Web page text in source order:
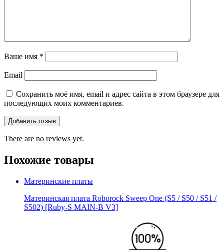
Ваше имя *
Email
Сохранить моё имя, email и адрес сайта в этом браузере для
последующих моих комментариев.
There are no reviews yet.
Похожие товары
Материнские платы
Материнская плата Roborock Sweep One (S5 / S50 / S51 /
S502) [Ruby-S MAIN-B V3]